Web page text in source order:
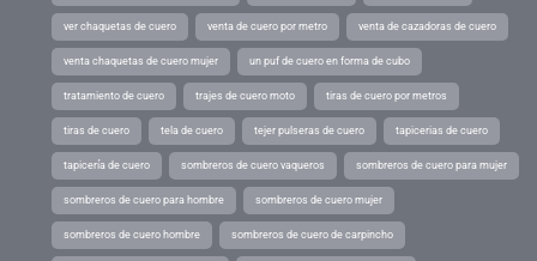
ver chaquetas de cuero venta de cuero por metro venta de cazadoras de cuero
venta chaquetas de cuero mujer un puf de cuero en forma de cubo
tratamiento de cuero trajes de cuero moto tiras de cuero por metros
tiras de cuero tela de cuero tejer pulseras de cuero tapicerias de cuero
tapicería de cuero sombreros de cuero vaqueros sombreros de cuero para mujer
sombreros de cuero para hombre sombreros de cuero mujer
sombreros de cuero hombre sombreros de cuero de carpincho